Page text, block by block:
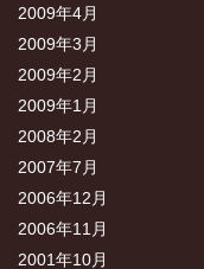
2009年4月
2009年3月
2009年2月
2009年1月
2008年2月
2007年7月
2006年12月
2006年11月
2001年10月